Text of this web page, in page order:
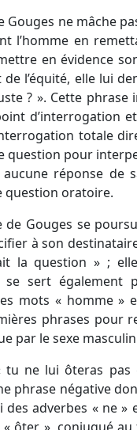
Gouges ne mâche
l’homme en
en évidence
l’équité, elle lui
? ». Cette phrase
d’interrogation et
totale
question pour
aucune réponse de
question oratoire.
de Gouges se
à son
la question » ;
sert également
mots « homme »
phrases pour
par le sexe
tu ne lui ôteras pas
phrase négative
des adverbes « ne »